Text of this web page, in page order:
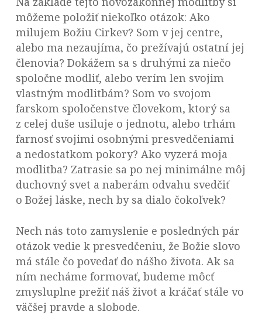
môžeme položiť niekoľko otázok: Ako
milujem Božiu Cirkev? Som v jej centre,
alebo ma nezaujíma, čo prežívajú ostatní jej
členovia? Dokážem sa s druhými za niečo
spoločne modliť, alebo verím len svojim
vlastným modlitbám? Som vo svojom
farskom spoločenstve človekom, ktorý sa
z celej duše usiluje o jednotu, alebo trhám
farnosť svojimi osobnými presvedčeniami
a nedostatkom pokory? Ako vyzerá moja
modlitba? Zatrasie sa po nej minimálne môj
duchovný svet a naberám odvahu svedčiť
o Božej láske, nech by sa dialo čokoľvek?
Nech nás toto zamyslenie e posledných pár
otázok vedie k presvedčeniu, že Božie slovo
má stále čo povedať do nášho života. Ak sa
ním necháme formovať, budeme môcť
zmysluplne prežiť náš život a kráčať stále vo
väčšej pravde a slobode.